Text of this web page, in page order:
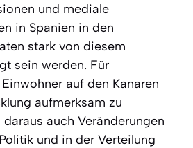
und mediale
in Spanien in den
stark von diesem
sein werden. Für
auf den Kanaren
aufmerksam zu
auch Veränderungen
und in der Verteilung